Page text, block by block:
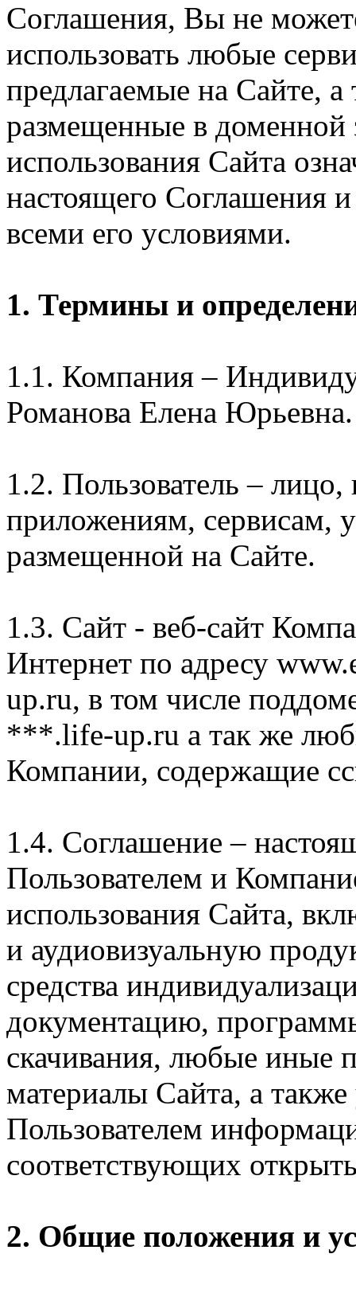
Соглашения, Вы не
использовать любые
предлагаемые на Сайте,
размещенные в доменной
использования Сайта
настоящего Соглашения
всеми его условиями.
1. Термины и
1.1. Компания –
Романова Елена Юрьевна.
1.2. Пользователь –
приложениям, сервисам,
размещенной на Сайте.
1.3. Сайт - веб-сайт
Интернет по адресу
up.ru, в том числе
***.life-up.ru а так же
Компании, содержащие
1.4. Соглашение –
Пользователем и
использования Сайта,
и аудиовизуальную
средства
документацию,
скачивания, любые иные
материалы Сайта, а
Пользователем
соответствующих
2. Общие положения и